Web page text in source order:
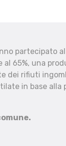
partecipato
65%, una
dei rifiuti
in base alla